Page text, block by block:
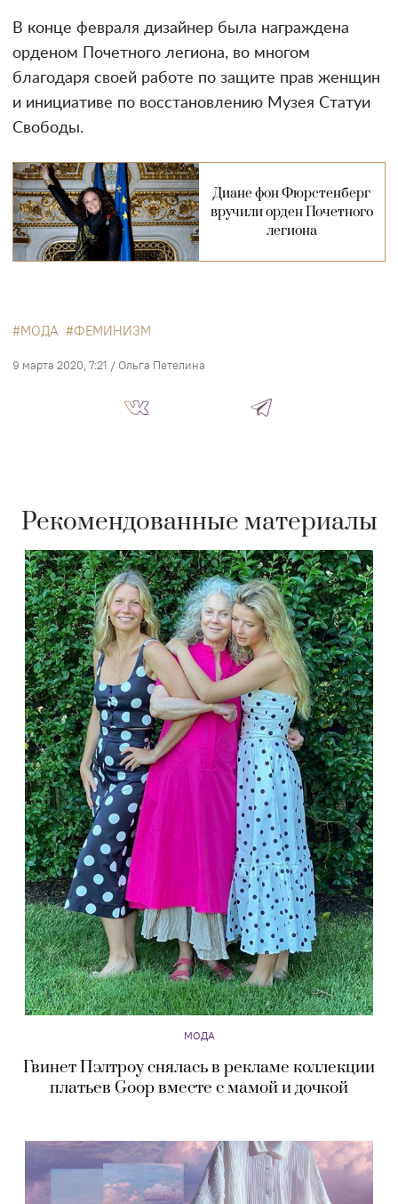
В конце февраля дизайнер была награждена
орденом Почетного легиона, во многом
благодаря своей работе по защите прав женщин
и инициативе по восстановлению Музея Статуи
Свободы.
Диане фон Фюрстенберг
вручили орден Почетного
легиона
МОДА ФЕМИНИЗМ
9 марта 2020, 7:21 / Ольга Петелина
Рекомендованные материалы
МОДА
Гвинет Пэлтроу снялась в рекламе коллекции
платьев Goop вместе с мамой и дочкой